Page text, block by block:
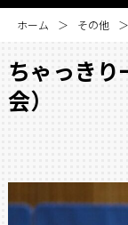
ホーム その他
ちゃっき
会）